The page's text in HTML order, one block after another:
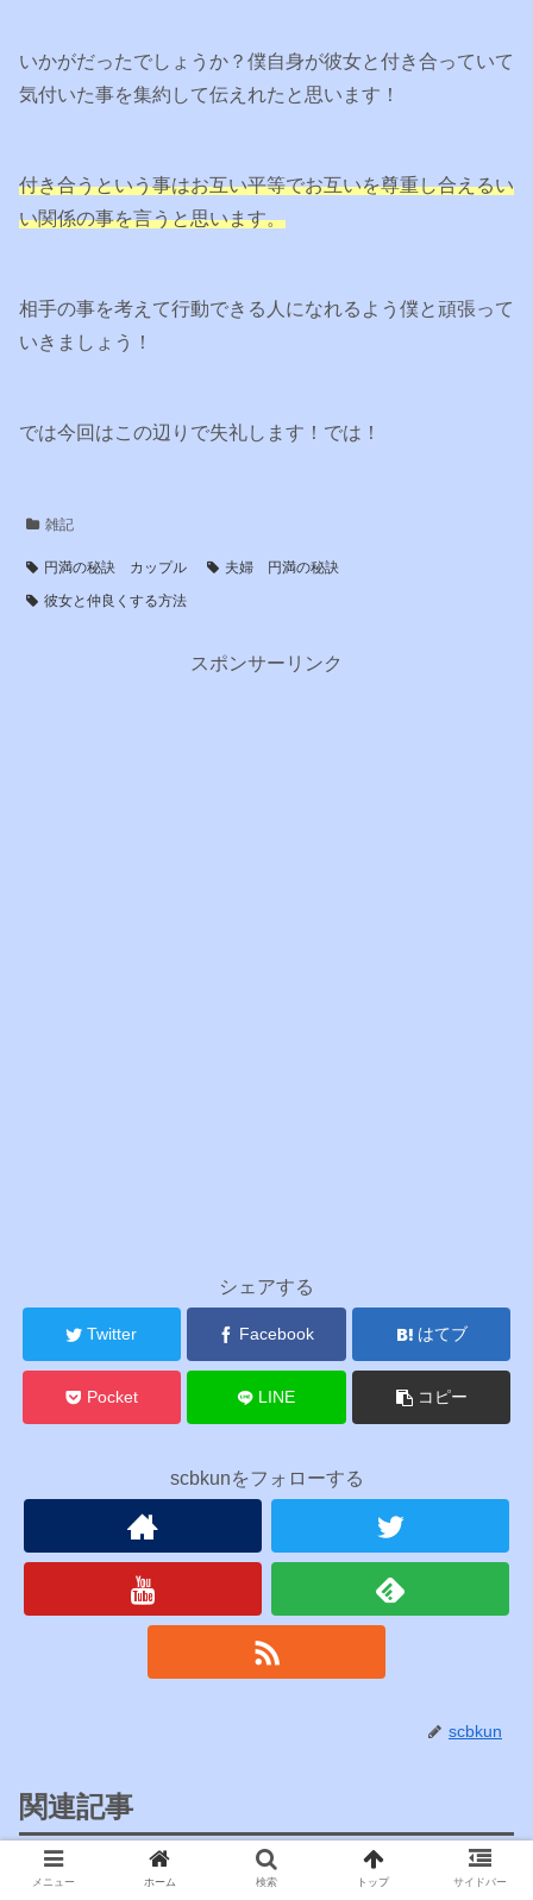
いかがだったでしょうか？僕自身が彼女と付き合っていて
気付いた事を集約して伝えれたと思います！
付き合うという事はお互い平等でお互いを尊重し合えるい
い関係の事を言うと思います。
相手の事を考えて行動できる人になれるよう僕と頑張って
いきましょう！
では今回はこの辺りで失礼します！では！
雑記
円満の秘訣 カップル
夫婦 円満の秘訣
彼女と仲良くする方法
スポンサーリンク
シェアする
Twitter Facebook はてブ
Pocket LINE コピー
scbkunをフォローする
scbkun
関連記事
雑記
【被らないプレゼント】ホワイト
メニュー ホーム 検索 トップ サイドバー